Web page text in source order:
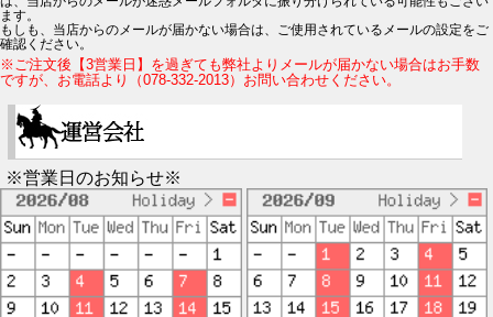
ます。
もしも、当店からのメールが届かない場合は、ご使用されているメールの設定をご
確認ください。
※ご注文後【3営業日】を過ぎても弊社よりメールが届かない場合はお手数
ですが、お電話より（078-332-2013）お問い合わせください。
※営業日のお知らせ※